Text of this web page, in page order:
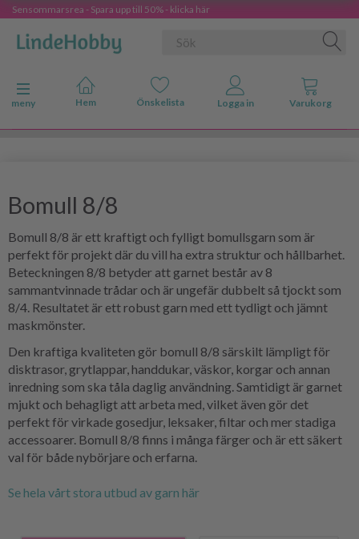
Sensommarsrea - Spara upp till 50% - klicka här
Ändra navigering
meny
Bomull 8/8
Bomull 8/8 är ett kraftigt och fylligt bomullsgarn som är
perfekt för projekt där du vill ha extra struktur och hållbarhet.
Beteckningen 8/8 betyder att garnet består av 8
sammantvinnade trådar och är ungefär dubbelt så tjockt som
8/4. Resultatet är ett robust garn med ett tydligt och jämnt
maskmönster.
Den kraftiga kvaliteten gör bomull 8/8 särskilt lämpligt för
disktrasor, grytlappar, handdukar, väskor, korgar och annan
inredning som ska tåla daglig användning. Samtidigt är garnet
mjukt och behagligt att arbeta med, vilket även gör det
perfekt för virkade gosedjur, leksaker, filtar och mer stadiga
accessoarer. Bomull 8/8 finns i många färger och är ett säkert
val för både nybörjare och erfarna.
Se hela vårt stora utbud av garn här